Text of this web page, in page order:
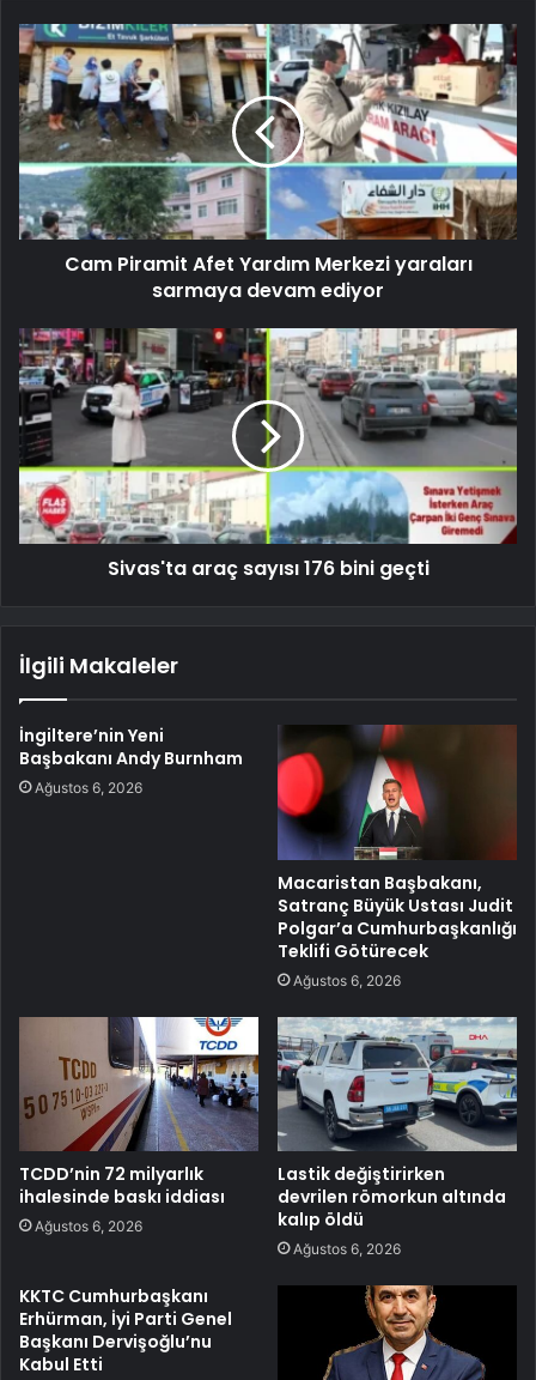
Cam Piramit Afet Yardım Merkezi yaraları
sarmaya devam ediyor
Sivas'ta araç sayısı 176 bini geçti
İlgili Makaleler
İngiltere’nin Yeni
Başbakanı Andy Burnham
Ağustos 6, 2026
Macaristan Başbakanı,
Satranç Büyük Ustası Judit
Polgar’a Cumhurbaşkanlığı
Teklifi Götürecek
Ağustos 6, 2026
TCDD’nin 72 milyarlık
ihalesinde baskı iddiası
Ağustos 6, 2026
Lastik değiştirirken
devrilen römorkun altında
kalıp öldü
Ağustos 6, 2026
KKTC Cumhurbaşkanı
Erhürman, İyi Parti Genel
Başkanı Dervişoğlu’nu
Kabul Etti